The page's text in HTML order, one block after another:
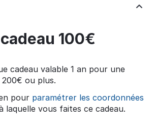
100€
cadeau valable 1 an pour une
ou plus.
pour paramétrer les coordonnées
laquelle vous faites ce cadeau.